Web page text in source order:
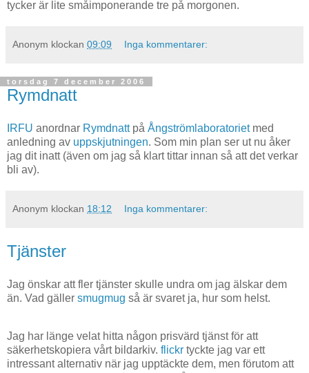
tycker är lite småimponerande tre på morgonen.
Anonym klockan 09:09 Inga kommentarer:
torsdag 7 december 2006
Rymdnatt
IRFU anordnar Rymdnattpå Ångströmlaboratorietmed
anledning av uppskjutningen. Som min plan ser ut nu åker
jag dit inatt (även om jag så klart tittar innan så att det verkar
bli av).
Anonym klockan 18:12 Inga kommentarer:
Tjänster
Jag önskar att fler tjänster skulle undra om jag älskar dem
än. Vad gäller smugmug så är svaret ja, hur som helst.
Jag har länge velat hitta någon prisvärd tjänst för att
säkerhetskopiera vårt bildarkiv. flickr tyckte jag var ett
intressant alternativ när jag upptäckte dem, men förutom att